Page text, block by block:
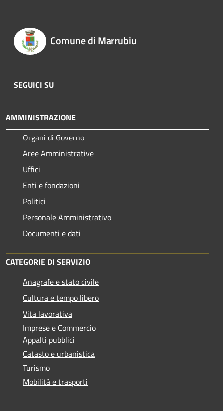
Comune di Marrubiu
SEGUICI SU
AMMINISTRAZIONE
Organi di Governo
Aree Amministrative
Uffici
Enti e fondazioni
Politici
Personale Amministrativo
Documenti e dati
CATEGORIE DI SERVIZIO
Anagrafe e stato civile
Cultura e tempo libero
Vita lavorativa
Imprese e Commercio
Appalti pubblici
Catasto e urbanistica
Turismo
Mobilità e trasporti